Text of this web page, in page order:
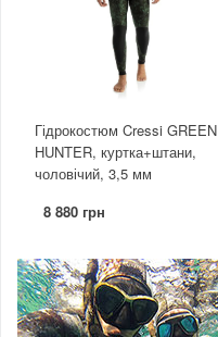
Гідрокостюм Cressi GREEN
HUNTER, куртка+штани,
чоловічий, 3,5 мм
8 880 грн